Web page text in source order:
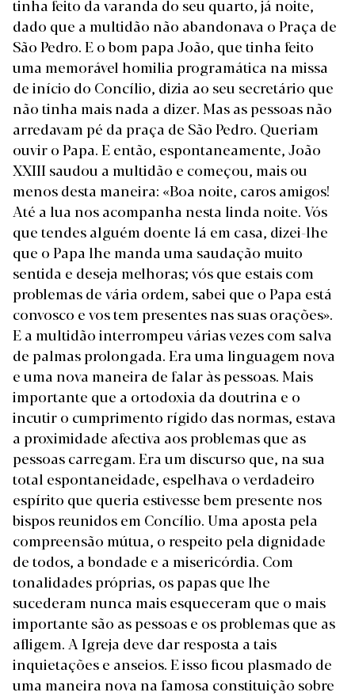
tinha feito da varanda do seu quarto, já noite,
dado que a multidão não abandonava o Praça de
São Pedro. E o bom papa João, que tinha feito
uma memorável homilia programática na missa
de início do Concílio, dizia ao seu secretário que
não tinha mais nada a dizer. Mas as pessoas não
arredavam pé da praça de São Pedro. Queriam
ouvir o Papa. E então, espontaneamente, João
XXIII saudou a multidão e começou, mais ou
menos desta maneira: «Boa noite, caros amigos!
Até a lua nos acompanha nesta linda noite. Vós
que tendes alguém doente lá em casa, dizei-lhe
que o Papa lhe manda uma saudação muito
sentida e deseja melhoras; vós que estais com
problemas de vária ordem, sabei que o Papa está
convosco e vos tem presentes nas suas orações».
E a multidão interrompeu várias vezes com salva
de palmas prolongada. Era uma linguagem nova
e uma nova maneira de falar às pessoas. Mais
importante que a ortodoxia da doutrina e o
incutir o cumprimento rígido das normas, estava
a proximidade afectiva aos problemas que as
pessoas carregam. Era um discurso que, na sua
total espontaneidade, espelhava o verdadeiro
espírito que queria estivesse bem presente nos
bispos reunidos em Concílio. Uma aposta pela
compreensão mútua, o respeito pela dignidade
de todos, a bondade e a misericórdia. Com
tonalidades próprias, os papas que lhe
sucederam nunca mais esqueceram que o mais
importante são as pessoas e os problemas que as
afligem. A Igreja deve dar resposta a tais
inquietações e anseios. E isso ficou plasmado de
uma maneira nova na famosa constituição sobre